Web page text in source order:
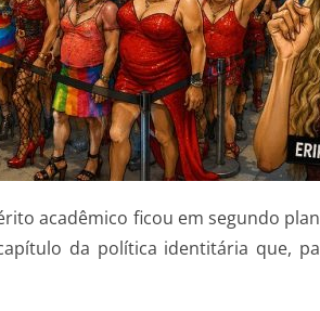
acadêmico ficou em segundo
da política identitária que,